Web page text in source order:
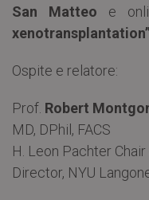
San Matteo e
Ospite e relatore:
Prof. Robert
MD, DPhil, FACS
H. Leon Pachter
Director, NYU